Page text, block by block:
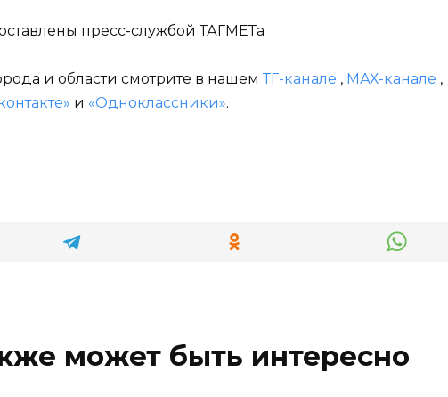
пресс-службой ТАГМЕТа
и области смотрите в нашем ТГ-канале , МАХ-канале ,
и «Одноклассники».
может быть интересно